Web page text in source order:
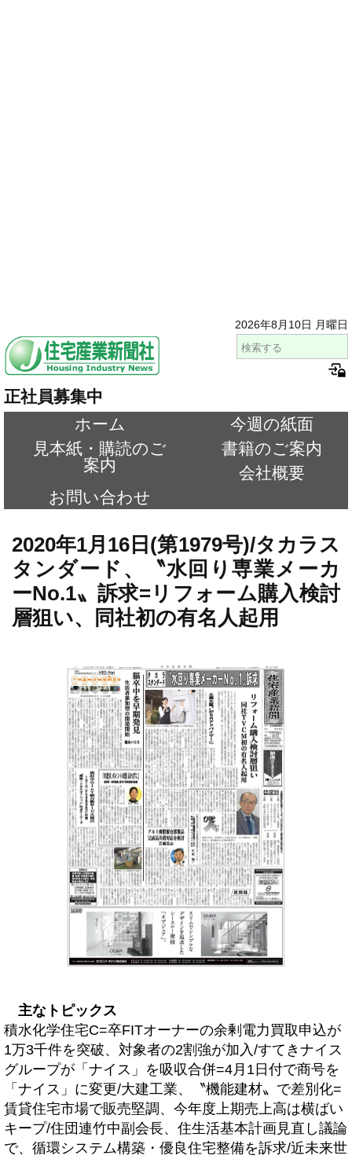
2026年8月10日 月曜日
正社員募集中
ホーム
今週の紙面
見本紙・購読のご
案内
書籍のご案内
会社概要
お問い合わせ
2020年1月16日(第1979号)/タカラス
タンダード、〝水回り専業メーカ
ーNo.1〟訴求=リフォーム購入検討
層狙い、同社初の有名人起用
主なトピックス
積水化学住宅C=卒FITオーナーの余剰電力買取申込が
1万3千件を突破、対象者の2割強が加入/すてきナイス
グループが「ナイス」を吸収合併=4月1日付で商号を
「ナイス」に変更/大建工業、〝機能建材〟で差別化=
賃貸住宅市場で販売堅調、今年度上期売上高は横ばい
キープ/住団連竹中副会長、住生活基本計画見直し議論
で、循環システム構築・優良住宅整備を訴求/近未来世